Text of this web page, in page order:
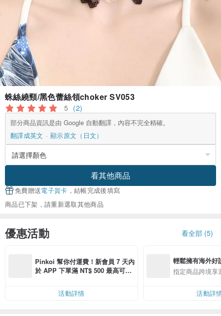
蛛絲繞頸/黑色蕾絲領choker SV053
5 (2)
部分商品資訊是由 Google 自動翻譯，內容不完全精確。
翻譯成英文
顯示原文（日文）
看其他商品
免費贈送電子賀卡 ，結帳完成後填寫
商品已下架，請重新選取其他商品
優惠活動 看全部 (5)
Pinkoi 幫你付運費！新會員 7 天內
於 APP 下單滿 NT$ 500 最高可折
活動詳情
輕鬆擁有海外好
指定商品跨境享
活動詳